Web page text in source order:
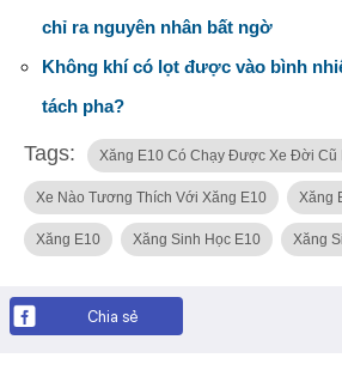
chỉ ra nguyên nhân bất ngờ
Không khí có lọt được vào bình
tách pha?
Tags: Xăng E10 Có Chạy Được Xe Đời Cũ
Xe Nào Tương Thích Với Xăng E10 Xăng
Xăng E10 Xăng Sinh Học E10 Xăng
Chia sẻ